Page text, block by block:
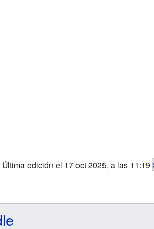
Última edición el 17 oct 2025, a las 11:19